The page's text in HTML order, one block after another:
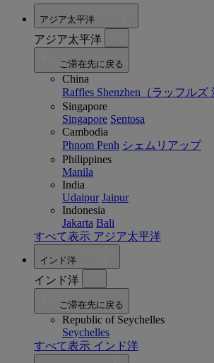
アジア太平洋
アジア太平洋
ご滞在先に戻る
China
Raffles Shenzhen（ラッフルズ
Singapore
Singapore Sentosa
Cambodia
Phnom Penh シェムリアップ
Philippines
Manila
India
Udaipur Jaipur
Indonesia
Jakarta Bali
すべて表示 アジア太平洋
インド洋
インド洋
ご滞在先に戻る
Republic of Seychelles
Seychelles
すべて表示 インド洋